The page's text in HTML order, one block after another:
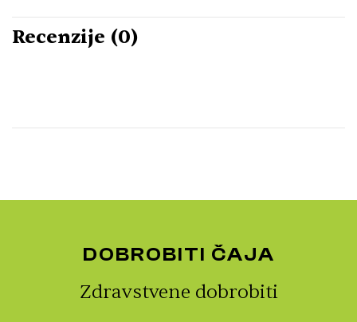
Recenzije (0)
DOBROBITI ČAJA
Zdravstvene dobrobiti